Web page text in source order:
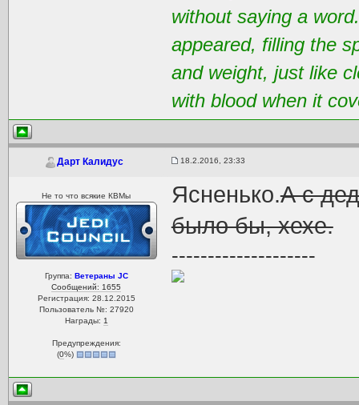
without saying a
appeared, filling the
and weight, just like
with blood when it
Дарт Калидус 18.2.2016, 23:33
Не то что всякие КВМы
Группа: Ветераны JC
Сообщений: 1655
Регистрация: 28.12.2015
Пользователь №: 27920
Награды: 1
Предупреждения:
(0%)
Ясненько.А с
было бы, хехе.
--------------------